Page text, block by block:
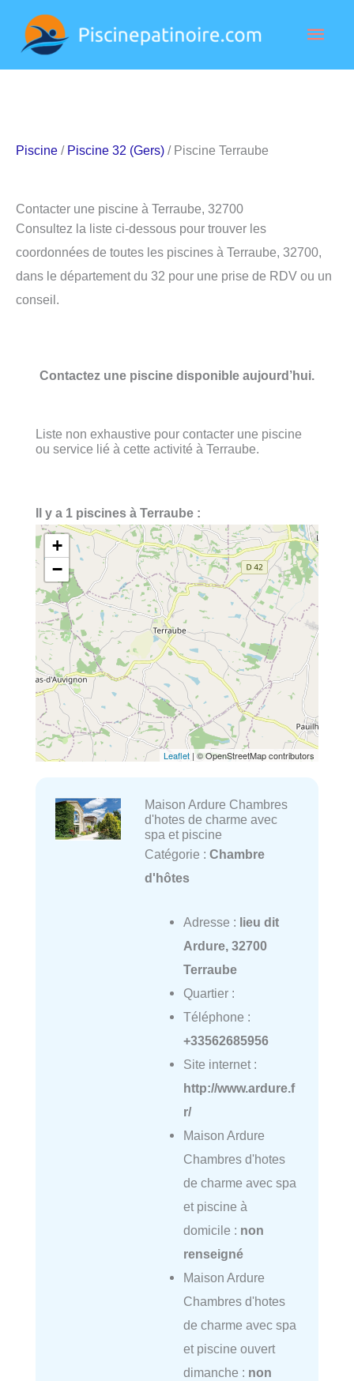
contenu
Piscine / Piscine 32 (Gers) / Piscine Terraube
Contacter une piscine à Terraube, 32700
Consultez la liste ci-dessous pour trouver les
coordonnées de toutes les piscines à Terraube, 32700,
dans le département du 32 pour une prise de RDV ou un
conseil.
Contactez une piscine disponible aujourd’hui.
Liste non exhaustive pour contacter une piscine
ou service lié à cette activité à Terraube.
Il y a 1 piscines à Terraube :
+
−
Leaflet | © OpenStreetMap contributors
Maison Ardure Chambres
d'hotes de charme avec
spa et piscine
Catégorie : Chambre
d'hôtes
Adresse : lieu dit
Ardure, 32700
Terraube
Quartier :
Téléphone :
+33562685956
Site internet :
http://www.ardure.f
r/
Maison Ardure
Chambres d'hotes
de charme avec spa
et piscine à
domicile : non
renseigné
Maison Ardure
Chambres d'hotes
de charme avec spa
et piscine ouvert
dimanche : non